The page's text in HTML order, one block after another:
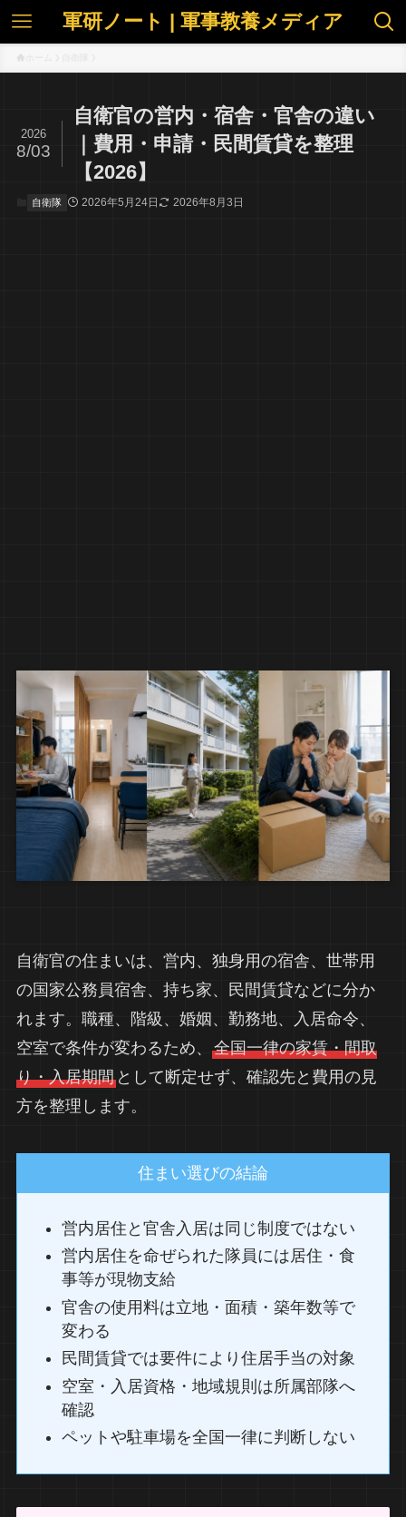
軍研ノート | 軍事教養メディア
自衛官の営内・宿舎・官舎の違い
｜費用・申請・民間賃貸を整理
【2026】
2026
8/03
自衛隊 2026年5月24日 2026年8月3日
自衛官の住まいは、営内、独身用の宿舎、世帯用
の国家公務員宿舎、持ち家、民間賃貸などに分か
れます。職種、階級、婚姻、勤務地、入居命令、
空室で条件が変わるため、 全国一律の家賃・間取
り・入居期間として断定せず、確認先と費用の見
方を整理します。
住まい選びの結論
営内居住と官舎入居は同じ制度ではない
営内居住を命ぜられた隊員には居住・食
事等が現物支給
官舎の使用料は立地・面積・築年数等で
変わる
民間賃貸では要件により住居手当の対象
空室・入居資格・地域規則は所属部隊へ
確認
ペットや駐車場を全国一律に判断しない